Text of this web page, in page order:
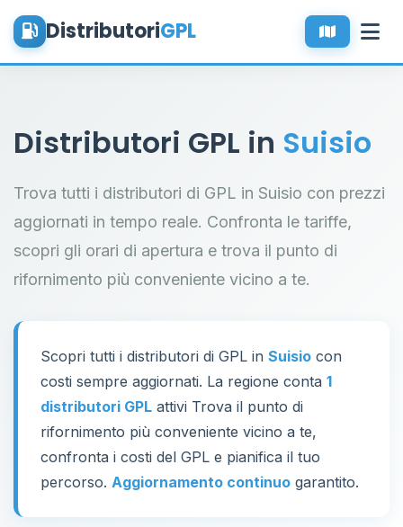
DistributoriGPL
Distributori GPL in Suisio
Trova tutti i distributori di GPL in Suisio con prezzi
aggiornati in tempo reale. Confronta le tariffe,
scopri gli orari di apertura e trova il punto di
rifornimento più conveniente vicino a te.
Scopri tutti i distributori di GPL in Suisio con
costi sempre aggiornati. La regione conta 1
distributori GPL attivi Trova il punto di
rifornimento più conveniente vicino a te,
confronta i costi del GPL e pianifica il tuo
percorso. Aggiornamento continuo garantito.